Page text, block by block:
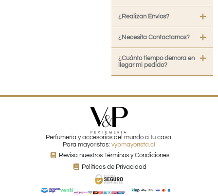
¿Realizan Envíos?
¿Necesita Contactarnos?
¿Cuánto tiempo demora en
llegar mi pedido?
Perfumería y accesorios del mundo a tu casa.
Para mayoristas: vypmayorista.cl
Revisa nuestros Términos y Condiciones
Políticas de Privacidad